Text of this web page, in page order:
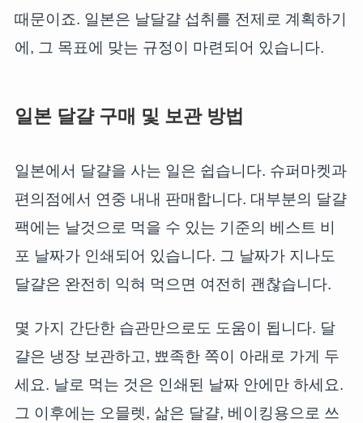
때문이죠. 일본은 날달걀 섭취를 전제로 계획하기
에, 그 목표에 맞는 규정이 마련되어 있습니다.
일본 달걀 구매 및 보관 방법
일본에서 달걀을 사는 일은 쉽습니다. 슈퍼마켓과
편의점에서 연중 내내 판매합니다. 대부분의 달걀
팩에는 날것으로 먹을 수 있는 기준의 베스트 비
포 날짜가 인쇄되어 있습니다. 그 날짜가 지나도
달걀은 완전히 익혀 먹으면 여전히 괜찮습니다.
몇 가지 간단한 습관만으로도 도움이 됩니다. 달
걀은 냉장 보관하고, 뾰족한 쪽이 아래로 가게 두
세요. 날로 먹는 것은 인쇄된 날짜 안에만 하세요.
그 이후에는 오믈렛, 삶은 달걀, 베이킹용으로 쓰